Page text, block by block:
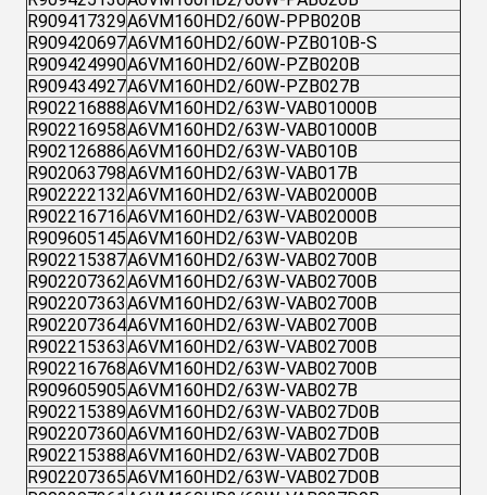
R909417329A6VM160HD2/60W-PPB020B
R909420697A6VM160HD2/60W-PZB010B-S
R909424990A6VM160HD2/60W-PZB020B
R909434927A6VM160HD2/60W-PZB027B
R902216888A6VM160HD2/63W-VAB01000B
R902216958A6VM160HD2/63W-VAB01000B
R902126886A6VM160HD2/63W-VAB010B
R902063798A6VM160HD2/63W-VAB017B
R902222132A6VM160HD2/63W-VAB02000B
R902216716A6VM160HD2/63W-VAB02000B
R909605145A6VM160HD2/63W-VAB020B
R902215387A6VM160HD2/63W-VAB02700B
R902207362A6VM160HD2/63W-VAB02700B
R902207363A6VM160HD2/63W-VAB02700B
R902207364A6VM160HD2/63W-VAB02700B
R902215363A6VM160HD2/63W-VAB02700B
R902216768A6VM160HD2/63W-VAB02700B
R909605905A6VM160HD2/63W-VAB027B
R902215389A6VM160HD2/63W-VAB027D0B
R902207360A6VM160HD2/63W-VAB027D0B
R902215388A6VM160HD2/63W-VAB027D0B
R902207365A6VM160HD2/63W-VAB027D0B